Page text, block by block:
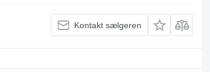
Kontakt sælgeren